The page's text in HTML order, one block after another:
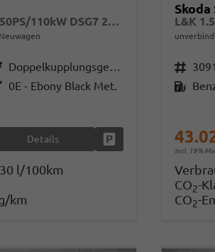
Selection 1.5 eTSI mHEV 150PS/110kW DSG7 2026 +AHK+EL.HECK+NAVI+KESSY
Neuwagen
Doppelkupplungsgetriebe (DSG)
0E - Ebony Black Met.
Details Fahrzeug parken
l/100km
km
L&K
Fahrzeugnr.
Kraftstoff
incl. 19%
CO2-
CO2-